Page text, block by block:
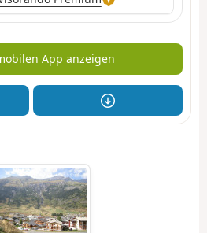
App anzeigen